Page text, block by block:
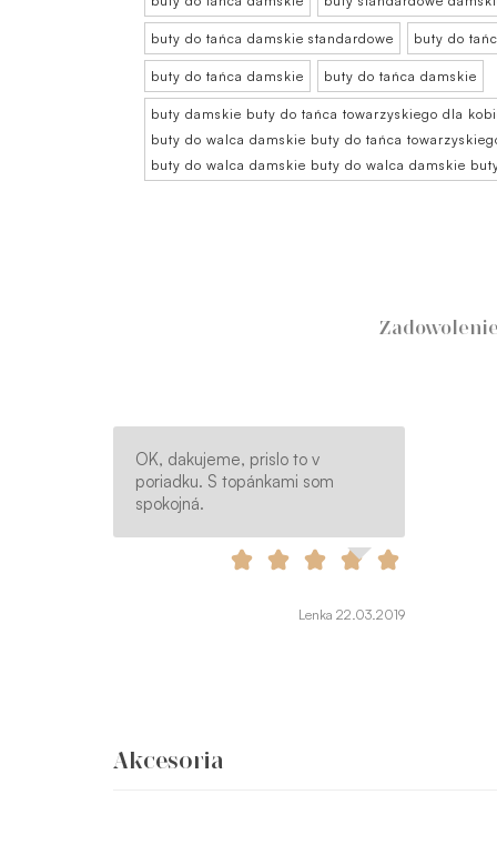
buty do tańca damskie standardowe buty do
buty do tańca damskie buty do tańca damskie
buty damskie buty do tańca towarzyskiego dla
buty do walca damskie buty do tańca
buty do walca damskie buty do walca damskie
OK, dakujeme, prislo to v
poriadku. S topánkami som
spokojná.
Lenka 22.03.2019
Akcesoria